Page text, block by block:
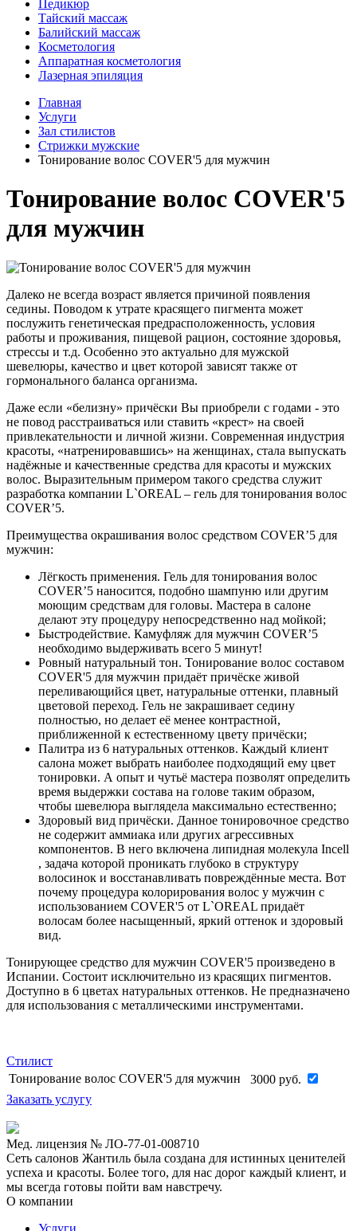
Педикюр
Тайский массаж
Балийский массаж
Косметология
Аппаратная косметология
Лазерная эпиляция
Главная
Услуги
Зал стилистов
Стрижки мужские
Тонирование волос COVER'5 для мужчин
Тонирование волос COVER'5
для мужчин
Далеко не всегда возраст является причиной появления
седины. Поводом к утрате красящего пигмента может
послужить генетическая предрасположенность, условия
работы и проживания, пищевой рацион, состояние здоровья,
стрессы и т.д. Особенно это актуально для мужской
шевелюры, качество и цвет которой зависят также от
гормонального баланса организма.
Даже если «белизну» причёски Вы приобрели с годами - это
не повод расстраиваться или ставить «крест» на своей
привлекательности и личной жизни. Современная индустрия
красоты, «натренировавшись» на женщинах, стала выпускать
надёжные и качественные средства для красоты и мужских
волос. Выразительным примером такого средства служит
разработка компании L`OREAL – гель для тонирования волос
COVER’5.
Преимущества окрашивания волос средством COVER’5 для
мужчин:
Лёгкость применения. Гель для тонирования волос
COVER’5 наносится, подобно шампуню или другим
моющим средствам для головы. Мастера в салоне
делают эту процедуру непосредственно над мойкой;
Быстродействие. Камуфляж для мужчин COVER’5
необходимо выдерживать всего 5 минут!
Ровный натуральный тон. Тонирование волос составом
COVER'5 для мужчин придаёт причёске живой
переливающийся цвет, натуральные оттенки, плавный
цветовой переход. Гель не закрашивает седину
полностью, но делает её менее контрастной,
приближенной к естественному цвету причёски;
Палитра из 6 натуральных оттенков. Каждый клиент
салона может выбрать наиболее подходящий ему цвет
тонировки. А опыт и чутьё мастера позволят определить
время выдержки состава на голове таким образом,
чтобы шевелюра выглядела максимально естественно;
Здоровый вид причёски. Данное тонировочное средство
не содержит аммиака или других агрессивных
компонентов. В него включена липидная молекула Incell
, задача которой проникать глубоко в структуру
волосинок и восстанавливать повреждённые места. Вот
почему процедура колорирования волос у мужчин с
использованием COVER'5 от L`OREAL придаёт
волосам более насыщенный, яркий оттенок и здоровый
вид.
Тонирующее средство для мужчин COVER'5 произведено в
Испании. Состоит исключительно из красящих пигментов.
Доступно в 6 цветах натуральных оттенков. Не предназначено
для использования с металлическими инструментами.
Стилист
Тонирование волос COVER'5 для мужчин
3000 руб.
Заказать услугу
Мед. лицензия № ЛО-77-01-008710
Сеть салонов Жантиль была создана для истинных ценителей
успеха и красоты. Более того, для нас дорог каждый клиент, и
мы всегда готовы пойти вам навстречу.
О компании
Услуги